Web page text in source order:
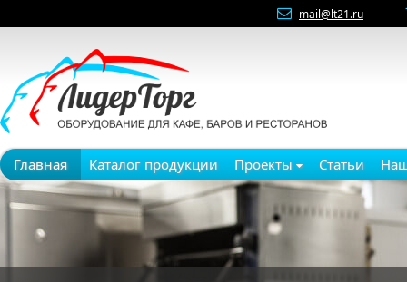
mail@lt21.ru
Главная Каталог продукции Проекты Статьи